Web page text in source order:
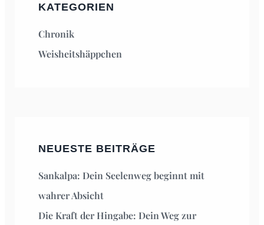
KATEGORIEN
Chronik
Weisheitshäppchen
NEUESTE BEITRÄGE
Sankalpa: Dein Seelenweg beginnt mit
wahrer Absicht
Die Kraft der Hingabe: Dein Weg zur